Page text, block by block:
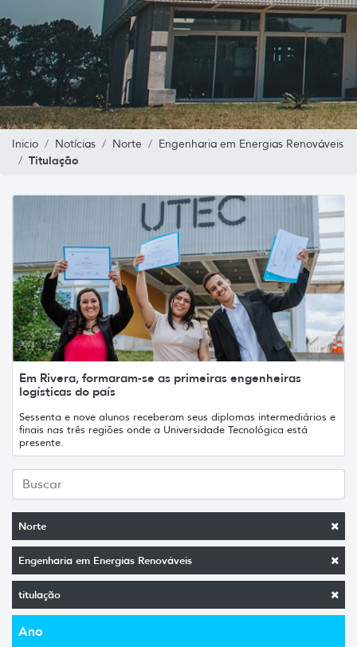
Inicio Notícias Norte Engenharia em Energias Renováveis
Titulação
Norte
Engenharia em Energias Renováveis
titulação
Ano
Em Rivera, formaram-se as primeiras engenheiras
logísticas do país
Sessenta e nove alunos receberam seus diplomas intermediários e
finais nas três regiões onde a Universidade Tecnológica está
presente.